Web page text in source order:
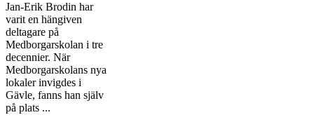
Jan-Erik Brodin har
varit en hängiven
deltagare på
Medborgarskolan i tre
decennier. När
Medborgarskolans nya
lokaler invigdes i
Gävle, fanns han själv
på plats ...